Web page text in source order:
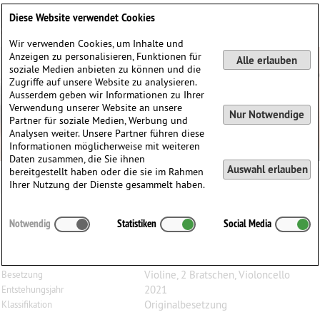
Ricercare und Inventionen, für Violine, 2 Bratschen
Besetzung Violine, 2 Bratschen, Violoncello
Entstehungsjahr 2021
Klassifikation Originalbesetzung
Diese Website verwendet Cookies
Wir verwenden Cookies, um Inhalte und
Anzeigen zu personalisieren, Funktionen für
soziale Medien anbieten zu können und die
Zugriffe auf unsere Website zu analysieren.
Ausserdem geben wir Informationen zu Ihrer
Verwendung unserer Website an unsere
Partner für soziale Medien, Werbung und
Analysen weiter. Unsere Partner führen diese
Informationen möglicherweise mit weiteren
Daten zusammen, die Sie ihnen
bereitgestellt haben oder die sie im Rahmen
Ihrer Nutzung der Dienste gesammelt haben.
Alle erlauben
Nur Notwendige
Auswahl erlauben
Notwendig Statistiken Social Media